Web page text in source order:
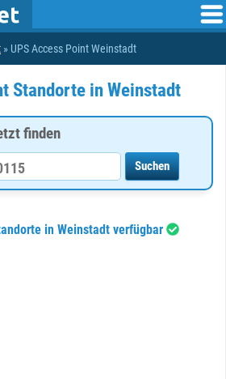
» UPS Access Point Weinstadt
Standorte in Weinstadt
finden
in Weinstadt verfügbar